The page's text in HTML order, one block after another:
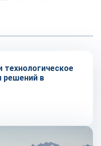
технологическое
решений в